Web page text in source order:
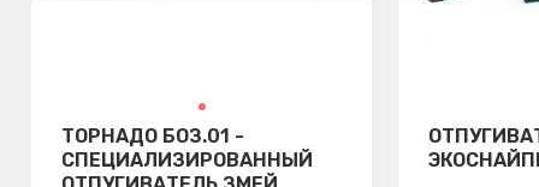
ТОРНАДО БОЗ.01 -
СПЕЦИАЛИЗИРОВАННЫЙ